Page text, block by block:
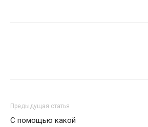
Предыдущая статья
С помощью какой